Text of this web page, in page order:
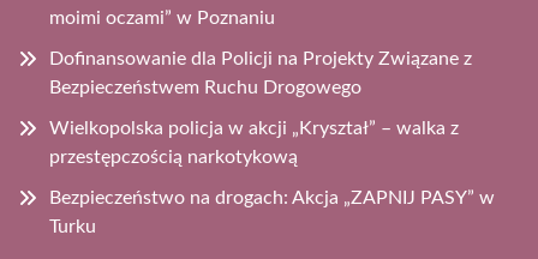
moimi oczami” w Poznaniu
Dofinansowanie dla Policji na Projekty Związane z
Bezpieczeństwem Ruchu Drogowego
Wielkopolska policja w akcji „Kryształ” – walka z
przestępczością narkotykową
Bezpieczeństwo na drogach: Akcja „ZAPNIJ PASY” w
Turku